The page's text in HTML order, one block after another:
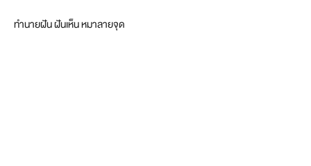
ทำนายฝัน ฝันเห็น หมาลายจุด